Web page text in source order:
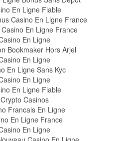
En Ligne Fiable
Casino En Ligne France
En Ligne France
En Ligne
Bookmaker Hors Arjel
En Ligne
En Ligne Sans Kyc
En Ligne
En Ligne Fiable
Crypto Casinos
Francais En Ligne
En Ligne France
En Ligne